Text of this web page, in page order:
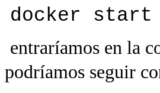
docker
entraríamos en la
podríamos seguir